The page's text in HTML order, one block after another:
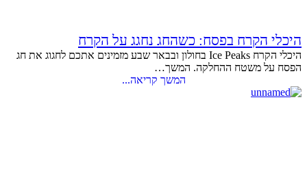
היכלי הקרח בפסח: כשהחג נחגג על הקרח
היכלי הקרח Ice Peaks בחולון ובבאר שבע מזמינים אתכם לחגוג את חג
הפסח על משטח ההחלקה. המשך…
המשך קריאה...